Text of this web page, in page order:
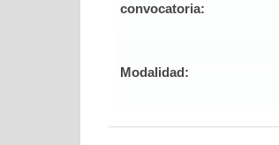
convocatoria:
Modalidad: